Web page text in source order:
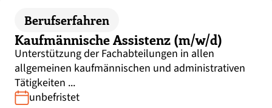
Berufserfahren
Kaufmännische Assistenz (m/w/d)
Unterstützung der Fachabteilungen in allen
allgemeinen kaufmännischen und administrativen
Tätigkeiten ...
unbefristet